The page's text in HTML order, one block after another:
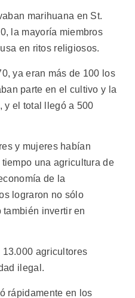
marihuana en St.
la mayoría miembros
en ritos religiosos.
ya eran más de 100 los
parte en el cultivo y la
y el total llegó a 500
y mujeres habían
una agricultura de
de la
lograron no sólo
invertir en
agricultores
ilegal.
rápidamente en los